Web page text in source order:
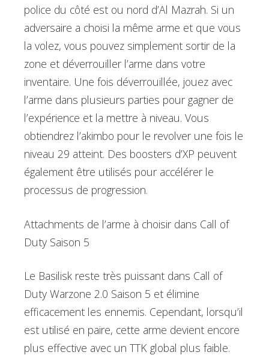
police du côté est ou nord d’Al Mazrah. Si un
adversaire a choisi la même arme et que vous
la volez, vous pouvez simplement sortir de la
zone et déverrouiller l’arme dans votre
inventaire. Une fois déverrouillée, jouez avec
l’arme dans plusieurs parties pour gagner de
l’expérience et la mettre à niveau. Vous
obtiendrez l’akimbo pour le revolver une fois le
niveau 29 atteint. Des boosters d’XP peuvent
également être utilisés pour accélérer le
processus de progression.
Attachments de l’arme à choisir dans Call of
Duty Saison 5
Le Basilisk reste très puissant dans Call of
Duty Warzone 2.0 Saison 5 et élimine
efficacement les ennemis. Cependant, lorsqu’il
est utilisé en paire, cette arme devient encore
plus effective avec un TTK global plus faible.